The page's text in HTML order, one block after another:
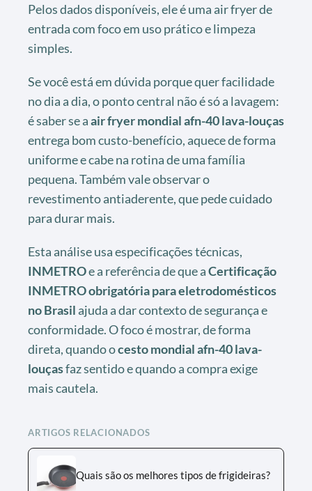
Pelos dados disponíveis, ele é uma air fryer de
entrada com foco em uso prático e limpeza
simples.
Se você está em dúvida porque quer facilidade
no dia a dia, o ponto central não é só a lavagem:
é saber se aair fryer mondial afn-40 lava-louças
entrega bom custo-benefício, aquece de forma
uniforme e cabe na rotina de uma família
pequena. Também vale observar o
revestimento antiaderente, que pede cuidado
para durar mais.
Esta análise usa especificações técnicas,
INMETROe a referência de que aCertificação
INMETRO obrigatória para eletrodomésticos
no Brasil ajuda a dar contexto de segurança e
conformidade. O foco é mostrar, de forma
direta, quando ocesto mondial afn-40 lava-
louçasfaz sentido e quando a compra exige
mais cautela.
ARTIGOS RELACIONADOS
Quais são os melhores tipos de frigideiras?